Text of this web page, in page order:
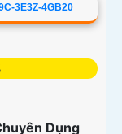
3E3Z-4GB20
Dụng